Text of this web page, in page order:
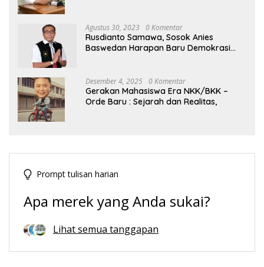
Agustus 30, 2023 0 Komentar
Rusdianto Samawa, Sosok Anies
Baswedan Harapan Baru Demokrasi
Desember 4, 2025 0 Komentar
Gerakan Mahasiswa Era NKK/BKK –
Orde Baru : Sejarah dan Realitas,
Prompt tulisan harian
Apa merek yang Anda sukai?
Lihat semua tanggapan